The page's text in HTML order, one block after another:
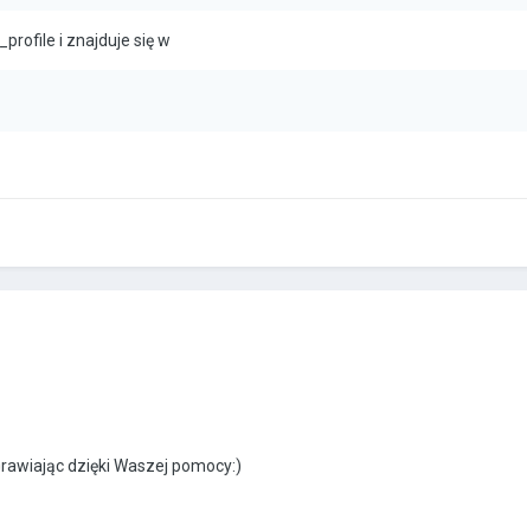
i znajduje się w
dzięki Waszej pomocy:)